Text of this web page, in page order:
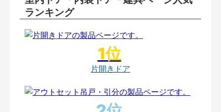
ランキング
片開きドア